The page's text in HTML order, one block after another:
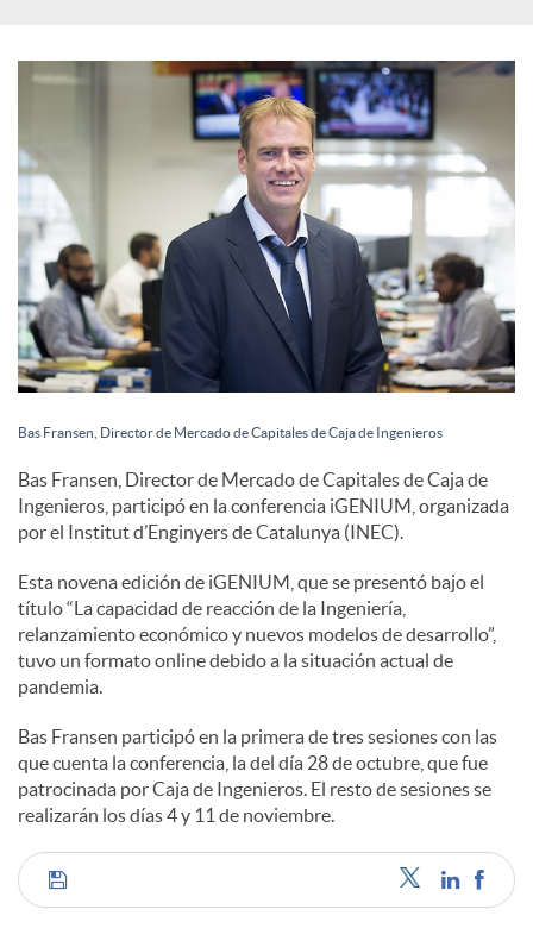
o
c
i
a
l
e
s
Bas Fransen, Director de Mercado de Capitales de Caja de Ingenieros
Bas Fransen, Director de Mercado de Capitales de Caja de
Ingenieros, participó en la conferencia iGENIUM, organizada
por el Institut d’Enginyers de Catalunya (INEC).
Esta novena edición de iGENIUM, que se presentó bajo el
título “La capacidad de reacción de la Ingeniería,
relanzamiento económico y nuevos modelos de desarrollo”,
tuvo un formato online debido a la situación actual de
pandemia.
Bas Fransen participó en la primera de tres sesiones con las
que cuenta la conferencia, la del día 28 de octubre, que fue
patrocinada por Caja de Ingenieros. El resto de sesiones se
realizarán los días 4 y 11 de noviembre.
C